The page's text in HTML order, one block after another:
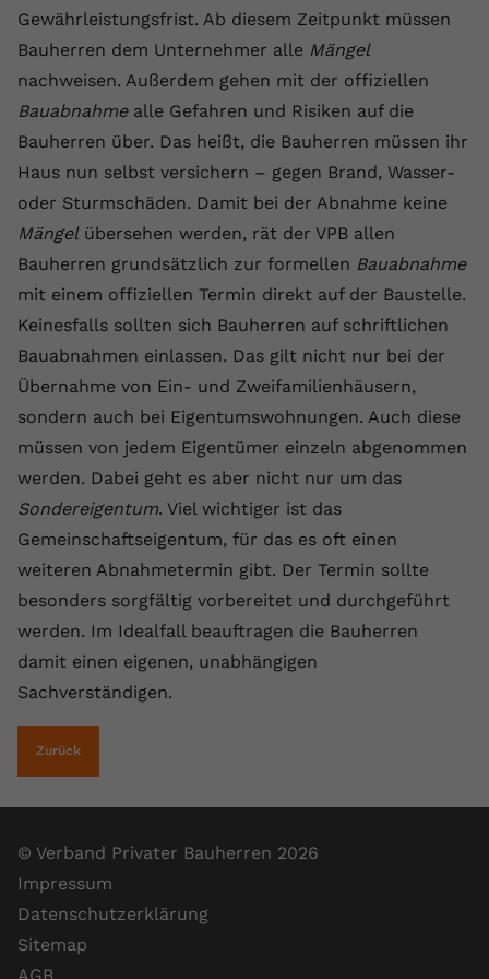
Gewährleistungsfrist. Ab diesem Zeitpunkt müssen
Bauherren dem Unternehmer alle Mängel
nachweisen. Außerdem gehen mit der offiziellen
Bauabnahmealle Gefahren und Risiken auf die
Bauherren über. Das heißt, die Bauherren müssen ihr
Haus nun selbst versichern – gegen Brand, Wasser-
oder Sturmschäden. Damit bei der Abnahme keine
Mängelübersehen werden, rät der VPB allen
Bauherren grundsätzlich zur formellen Bauabnahme
mit einem offiziellen Termin direkt auf der Baustelle.
Keinesfalls sollten sich Bauherren auf schriftlichen
Bauabnahmen einlassen. Das gilt nicht nur bei der
Übernahme von Ein- und Zweifamilienhäusern,
sondern auch bei Eigentumswohnungen. Auch diese
müssen von jedem Eigentümer einzeln abgenommen
werden. Dabei geht es aber nicht nur um das
Sondereigentum. Viel wichtiger ist das
Gemeinschaftseigentum, für das es oft einen
weiteren Abnahmetermin gibt. Der Termin sollte
besonders sorgfältig vorbereitet und durchgeführt
werden. Im Idealfall beauftragen die Bauherren
damit einen eigenen, unabhängigen
Sachverständigen.
Zurück
© Verband Privater Bauherren 2026
Impressum
Datenschutzerklärung
Sitemap
Dieser Wert speichert Ihre Consent-
Einstellungen. Unter anderem eine
vorgenommen Einstellungen, falls der
Webseiten-Betreiber dies eingestellt
hat.
Name fe_typo_user
Laufzeit Session
Dieses Cookie wird verwendet, um die
Speicherung von
Benutzereinstellungen zu ermöglichen.
Zweck
wiederzuerkennen und statistische
Informationen zur Nutzung der
Anbieter Google Ads
Laufzeit 90 Tage
Wird von Google Ads für das
Conversion-Tracking verwendet, um
Werbeklicks der Nutzung auf unserer
Wir verwenden auf unserer Website externe Inhalte,
um Ihnen zusätzliche Informationen anzubieten.
Anbieter vimeo.com
Laufzeit 2 Jahre
Zweck
Vimeo installiert dieses Cookie, um
Tracking-Informationen zu sammeln,
indem es eine eindeutige ID zum
Einbetten von Videos auf der Website
Name CONSENT
Anbieter youtube.com
Laufzeit 2 Jahre
Zweck
YouTube setzt dieses Cookie über
eingebettete YouTube-Videos und
registriert anonyme statistische Daten.
Name
Anbieter
Zweck
speichern, der eingebettete YouTube-
Cookie-Informationen anzeigen